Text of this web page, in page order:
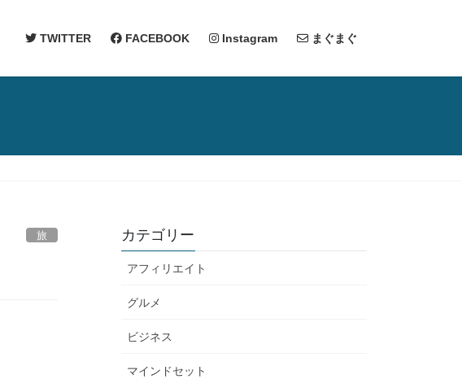
TWITTER FACEBOOK Instagram まぐまぐ
旅 カテゴリー
アフィリエイト
グルメ
ビジネス
マインドセット